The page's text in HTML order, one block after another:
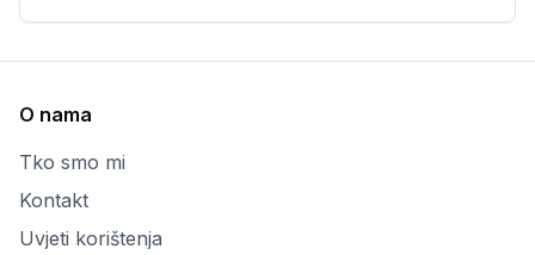
O nama
Tko smo mi
Kontakt
Uvjeti korištenja